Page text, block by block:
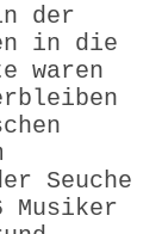
der
in die
waren
Seuche
Musiker